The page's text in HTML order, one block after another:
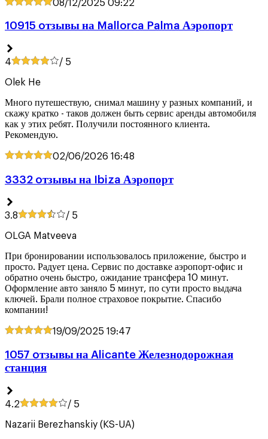
08/12/2025 09:22
10915 oтзывы на Mallorca Palma Аэропорт
4 / 5
Olek He
Много путешествую, снимал машину у разных компаний, и
скажу кратко - таков должен быть сервис аренды автомобиля
как у этих ребят. Получили постоянного клиента.
Рекомендую.
02/06/2026 16:48
3332 oтзывы на Ibiza Аэропорт
3.8 / 5
OLGA Matveeva
При бронировании использовалось приложение, быстро и
просто. Радует цена. Сервис по доставке аэропорт-офис и
обратно очень быстро, ожидание трансфера 10 минут.
Оформление авто заняло 5 минут, по сути просто выдача
ключей. Брали полное страховое покрытие. Спасибо
компании!
19/09/2025 19:47
1057 oтзывы на Alicante Железнодорожная
станция
4.2 / 5
Nazarii Berezhanskiy (KS-UA)